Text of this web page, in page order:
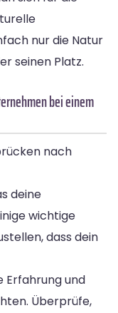
nur die Natur
seinen Platz.
bei einem
nach
deine
wichtige
dass dein
Erfahrung und
Überprüfe,